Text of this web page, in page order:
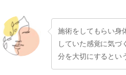
施術をしてもらい身
していた感覚に気づ
分を大切にするとい